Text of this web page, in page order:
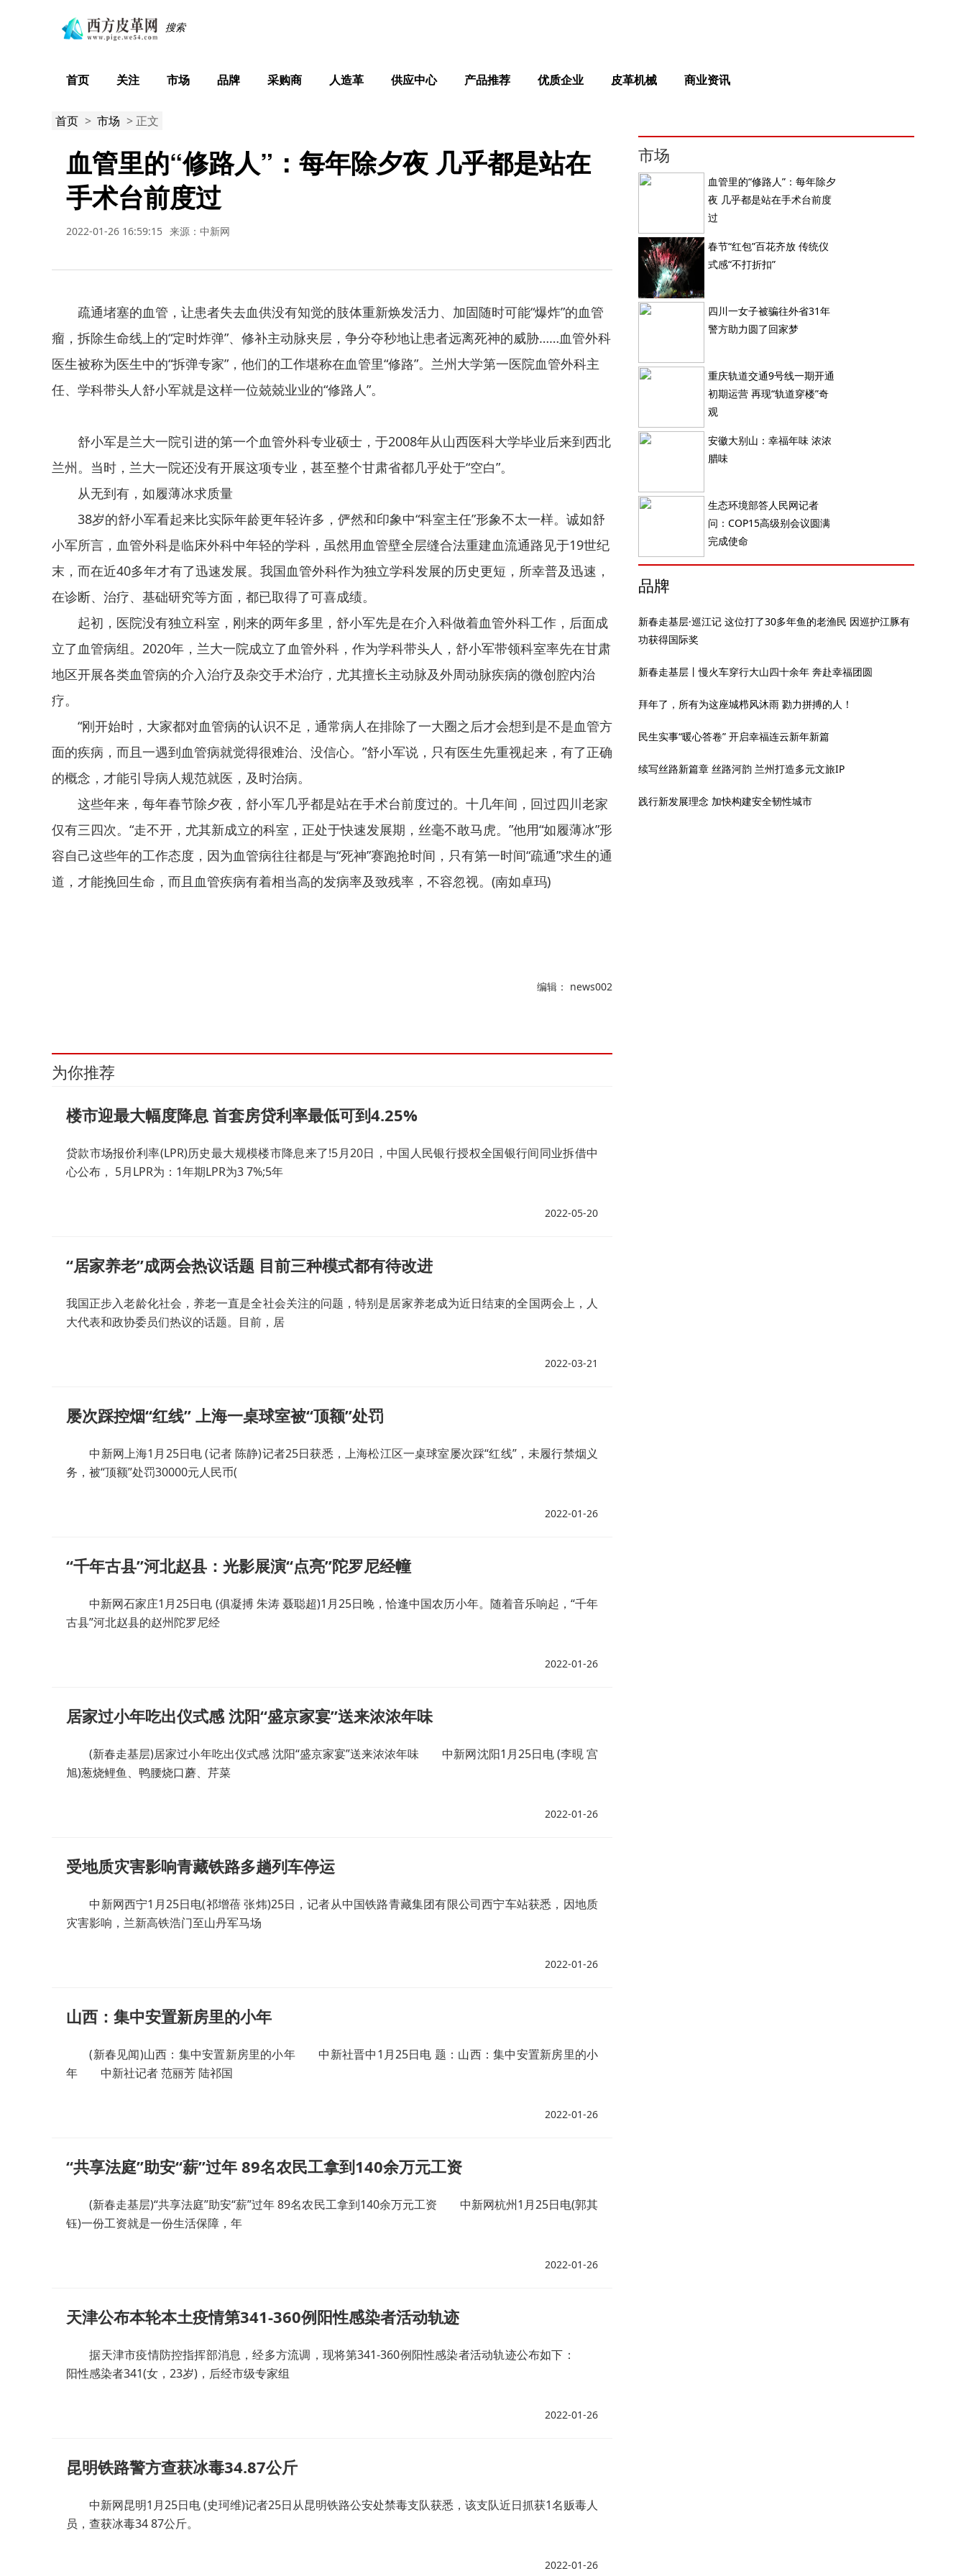
首页 关注 市场 品牌 采购商 人造革 供应中心 产品推荐 优质企业 皮革机械 商业资讯
首页 > 市场 > 正文
血管里的“修路人”：每年除夕夜 几乎都是站在
手术台前度过
2022-01-26 16:59:15 来源：中新网
疏通堵塞的血管，让患者失去血供没有知觉的肢体重新焕发活力、加固随时可能“爆炸”的血管
瘤，拆除生命线上的“定时炸弹”、修补主动脉夹层，争分夺秒地让患者远离死神的威胁……血管外科
医生被称为医生中的“拆弹专家”，他们的工作堪称在血管里“修路”。兰州大学第一医院血管外科主
任、学科带头人舒小军就是这样一位兢兢业业的“修路人”。
舒小军是兰大一院引进的第一个血管外科专业硕士，于2008年从山西医科大学毕业后来到西北
兰州。当时，兰大一院还没有开展这项专业，甚至整个甘肃省都几乎处于“空白”。
从无到有，如履薄冰求质量
38岁的舒小军看起来比实际年龄更年轻许多，俨然和印象中“科室主任”形象不太一样。诚如舒
小军所言，血管外科是临床外科中年轻的学科，虽然用血管壁全层缝合法重建血流通路见于19世纪
末，而在近40多年才有了迅速发展。我国血管外科作为独立学科发展的历史更短，所幸普及迅速，
在诊断、治疗、基础研究等方面，都已取得了可喜成绩。
起初，医院没有独立科室，刚来的两年多里，舒小军先是在介入科做着血管外科工作，后面成
立了血管病组。2020年，兰大一院成立了血管外科，作为学科带头人，舒小军带领科室率先在甘肃
地区开展各类血管病的介入治疗及杂交手术治疗，尤其擅长主动脉及外周动脉疾病的微创腔内治
疗。
“刚开始时，大家都对血管病的认识不足，通常病人在排除了一大圈之后才会想到是不是血管方
面的疾病，而且一遇到血管病就觉得很难治、没信心。”舒小军说，只有医生先重视起来，有了正确
的概念，才能引导病人规范就医，及时治病。
这些年来，每年春节除夕夜，舒小军几乎都是站在手术台前度过的。十几年间，回过四川老家
仅有三四次。“走不开，尤其新成立的科室，正处于快速发展期，丝毫不敢马虎。”他用“如履薄冰”形
容自己这些年的工作态度，因为血管病往往都是与“死神”赛跑抢时间，只有第一时间“疏通”求生的通
道，才能挽回生命，而且血管疾病有着相当高的发病率及致残率，不容忽视。(南如卓玛)
编辑： news002
为你推荐
楼市迎最大幅度降息 首套房贷利率最低可到4.25%
贷款市场报价利率(LPR)历史最大规模楼市降息来了!5月20日，中国人民银行授权全国银行间同业拆借中
心公布， 5月LPR为：1年期LPR为3 7%;5年
2022-05-20
“居家养老”成两会热议话题 目前三种模式都有待改进
我国正步入老龄化社会，养老一直是全社会关注的问题，特别是居家养老成为近日结束的全国两会上，人
大代表和政协委员们热议的话题。目前，居
2022-03-21
屡次踩控烟“红线” 上海一桌球室被“顶额”处罚
中新网上海1月25日电 (记者 陈静)记者25日获悉，上海松江区一桌球室屡次踩“红线”，未履行禁烟义
务，被“顶额”处罚30000元人民币(
2022-01-26
“千年古县”河北赵县：光影展演“点亮”陀罗尼经幢
中新网石家庄1月25日电 (俱凝搏 朱涛 聂聪超)1月25日晚，恰逢中国农历小年。随着音乐响起，“千年
古县”河北赵县的赵州陀罗尼经
2022-01-26
居家过小年吃出仪式感 沈阳“盛京家宴”送来浓浓年味
(新春走基层)居家过小年吃出仪式感 沈阳“盛京家宴”送来浓浓年味 中新网沈阳1月25日电 (李晛 宫
旭)葱烧鲤鱼、鸭腰烧口蘑、芹菜
2022-01-26
受地质灾害影响青藏铁路多趟列车停运
中新网西宁1月25日电(祁增蓓 张炜)25日，记者从中国铁路青藏集团有限公司西宁车站获悉，因地质
灾害影响，兰新高铁浩门至山丹军马场
2022-01-26
山西：集中安置新房里的小年
(新春见闻)山西：集中安置新房里的小年 中新社晋中1月25日电 题：山西：集中安置新房里的小
年 中新社记者 范丽芳 陆祁国
2022-01-26
“共享法庭”助安“薪”过年 89名农民工拿到140余万元工资
(新春走基层)“共享法庭”助安“薪”过年 89名农民工拿到140余万元工资 中新网杭州1月25日电(郭其
钰)一份工资就是一份生活保障，年
2022-01-26
天津公布本轮本土疫情第341-360例阳性感染者活动轨迹
据天津市疫情防控指挥部消息，经多方流调，现将第341-360例阳性感染者活动轨迹公布如下：
阳性感染者341(女，23岁)，后经市级专家组
2022-01-26
昆明铁路警方查获冰毒34.87公斤
中新网昆明1月25日电 (史珂维)记者25日从昆明铁路公安处禁毒支队获悉，该支队近日抓获1名贩毒人
员，查获冰毒34 87公斤。
2022-01-26
市场
血管里的“修路人”：每年除夕
夜 几乎都是站在手术台前度
过
春节“红包”百花齐放 传统仪
式感“不打折扣”
四川一女子被骗往外省31年
警方助力圆了回家梦
重庆轨道交通9号线一期开通
初期运营 再现“轨道穿楼”奇
观
安徽大别山：幸福年味 浓浓
腊味
生态环境部答人民网记者
问：COP15高级别会议圆满
完成使命
品牌
新春走基层·巡江记 这位打了30多年鱼的老渔民 因巡护江豚有
功获得国际奖
新春走基层丨慢火车穿行大山四十余年 奔赴幸福团圆
拜年了，所有为这座城栉风沐雨 勠力拼搏的人！
民生实事“暖心答卷” 开启幸福连云新年新篇
续写丝路新篇章 丝路河韵 兰州打造多元文旅IP
践行新发展理念 加快构建安全韧性城市